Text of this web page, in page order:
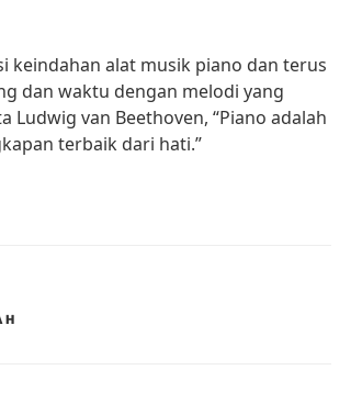
keindahan alat musik piano dan terus
dan waktu dengan melodi yang
Ludwig van Beethoven, “Piano adalah
terbaik dari hati.”